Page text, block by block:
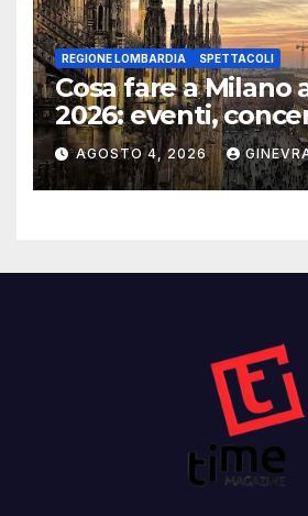
REGIONE LOMBARDIA SPETTACOLI
Cosa fare a Milano
2026: eventi,
mostre
AGOSTO 4, 2026